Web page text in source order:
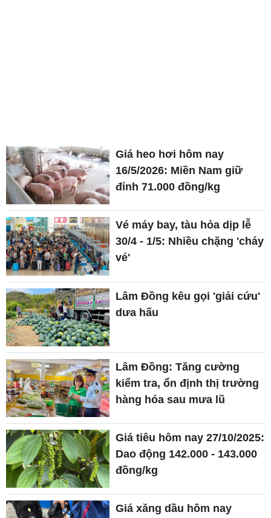
Giá heo hơi hôm nay
16/5/2026: Miền Nam giữ
đỉnh 71.000 đồng/kg
Vé máy bay, tàu hỏa dịp lễ
30/4 - 1/5: Nhiều chặng 'cháy
vé'
Lâm Đồng kêu gọi 'giải cứu'
dưa hấu
Lâm Đồng: Tăng cường
kiểm tra, ổn định thị trường
hàng hóa sau mưa lũ
Giá tiêu hôm nay 27/10/2025:
Dao động 142.000 - 143.000
đồng/kg
Giá xăng dầu hôm nay